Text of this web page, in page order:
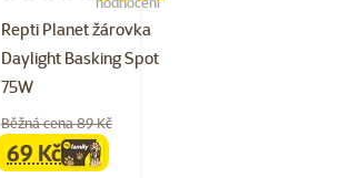
Repti Planet žárovka
Daylight Basking Spot
75W
Běžná cena 89 Kč
familycena
69 Kč